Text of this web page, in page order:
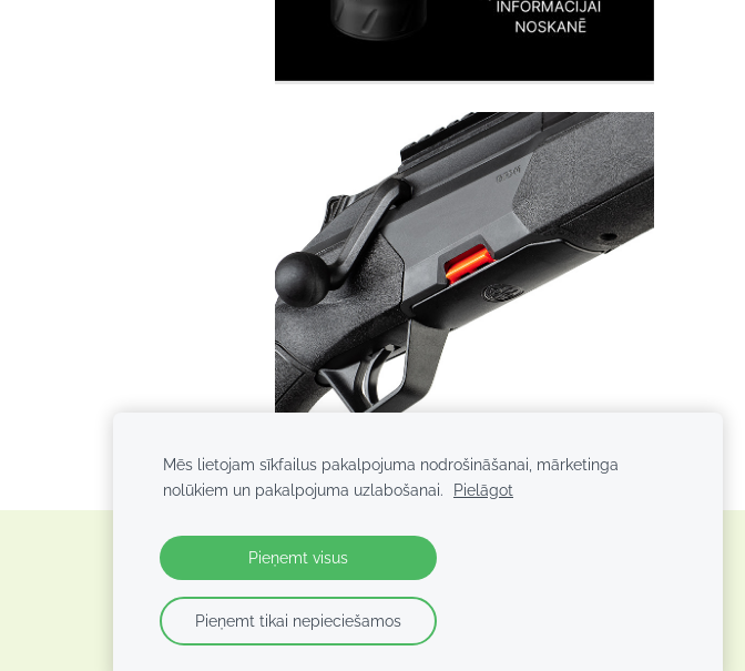
Mēs lietojam sīkfailus pakalpojuma nodrošināšanai, mārketinga
nolūkiem un pakalpojuma uzlabošanai.
Pielāgot
Pieņemt visus
Pieņemt tikai nepieciešamos